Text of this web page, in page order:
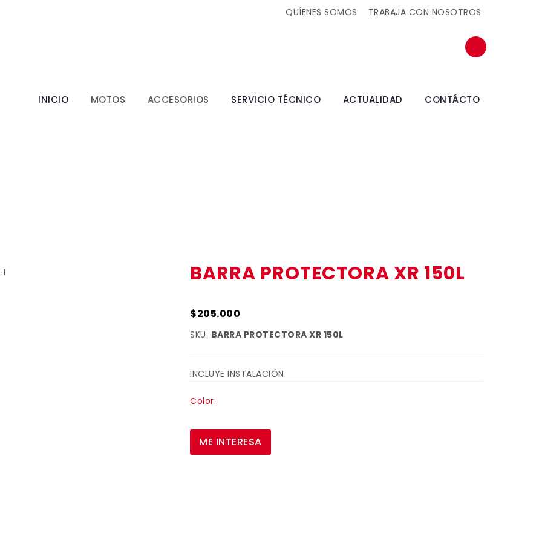
QUÍENES SOMOS TRABAJA CON NOSOTROS
INICIO MOTOS ACCESORIOS SERVICIO TÉCNICO ACTUALIDAD CONTÁCTO
BARRA PROTECTORA XR 150L
$205.000
SKU: BARRA PROTECTORA XR 150L
INCLUYE INSTALACIÓN
Color:
ME INTERESA